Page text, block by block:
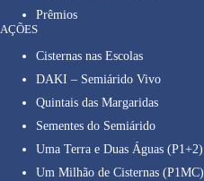
Prêmios
AÇÕES
Cisternas nas Escolas
DAKI – Semiárido Vivo
Quintais das Margaridas
Sementes do Semiárido
Uma Terra e Duas Águas (P1+2)
Um Milhão de Cisternas (P1MC)